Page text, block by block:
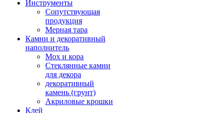
Инструменты
Сопутствующая
продукция
Мерная тара
Камни и декоративный
наполнитель
Мох и кора
Стеклянные камни
для декора
декоративный
камень (грунт)
Акриловые крошки
Клей